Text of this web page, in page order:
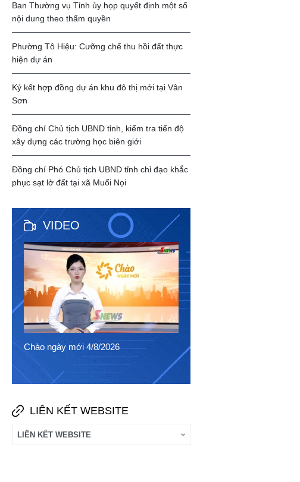
Ban Thường vụ Tỉnh ủy họp quyết định một số
nội dung theo thẩm quyền
Phường Tô Hiệu: Cưỡng chế thu hồi đất thực
hiện dự án
Ký kết hợp đồng dự án khu đô thị mới tại Vân
Sơn
Đồng chí Chủ tịch UBND tỉnh, kiểm tra tiến độ
xây dựng các trường học biên giới
Đồng chí Phó Chủ tịch UBND tỉnh chỉ đạo khắc
phục sạt lở đất tại xã Muổi Nọi
VIDEO
Chào ngày mới 4/8/2026
Chào ngày mới 3/8/2026
LIÊN KẾT WEBSITE